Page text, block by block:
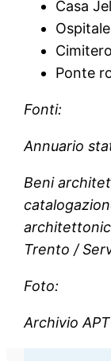
Casa
Ponte
Fonti:
Annuario
Beni
Trento /
Foto:
Archivio